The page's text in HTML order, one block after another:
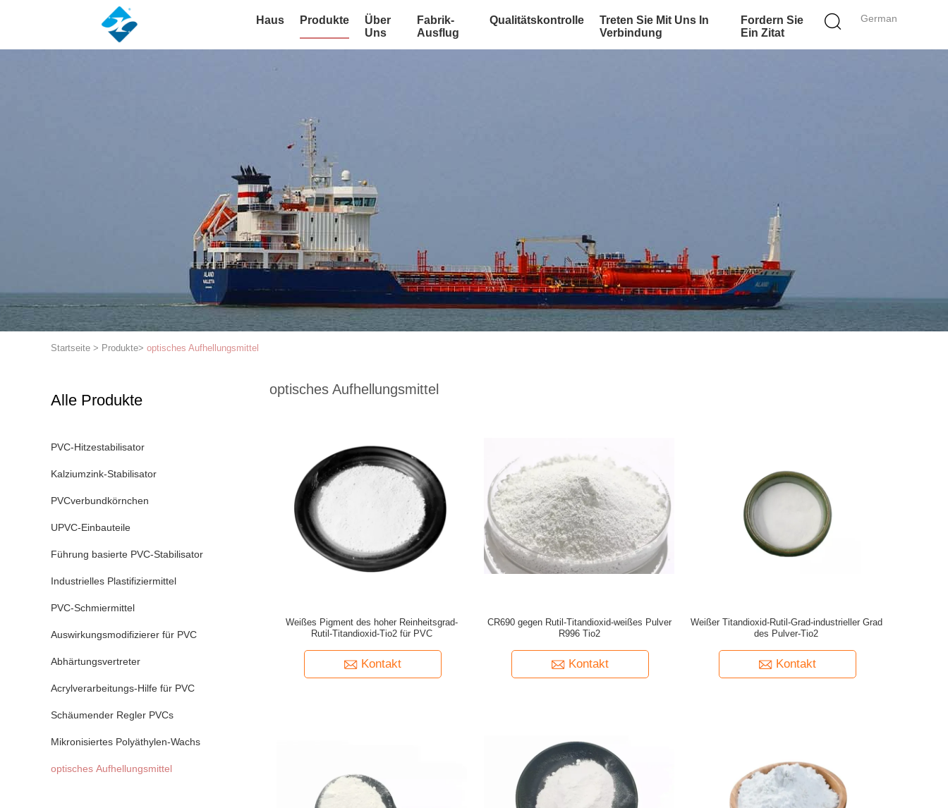
German
Haus Produkte
Über
Uns
Fabrik-
Ausflug
Qualitätskontrolle
Treten Sie Mit Uns In
Verbindung
Fordern Sie
Ein Zitat
Startseite > Produkte> optisches Aufhellungsmittel
Alle Produkte
PVC-Hitzestabilisator
Kalziumzink-Stabilisator
PVCverbundkörnchen
UPVC-Einbauteile
Führung basierte PVC-Stabilisator
Industrielles Plastifiziermittel
PVC-Schmiermittel
Auswirkungsmodifizierer für PVC
Abhärtungsvertreter
Acrylverarbeitungs-Hilfe für PVC
Schäumender Regler PVCs
Mikronisiertes Polyäthylen-Wachs
optisches Aufhellungsmittel
optisches Aufhellungsmittel
Weißes Pigment des hoher Reinheitsgrad-
Rutil-Titandioxid-Tio2 für PVC
Kontakt
CR690 gegen Rutil-Titandioxid-weißes Pulver
R996 Tio2
Kontakt
Weißer Titandioxid-Rutil-Grad-industrieller Grad
des Pulver-Tio2
Kontakt